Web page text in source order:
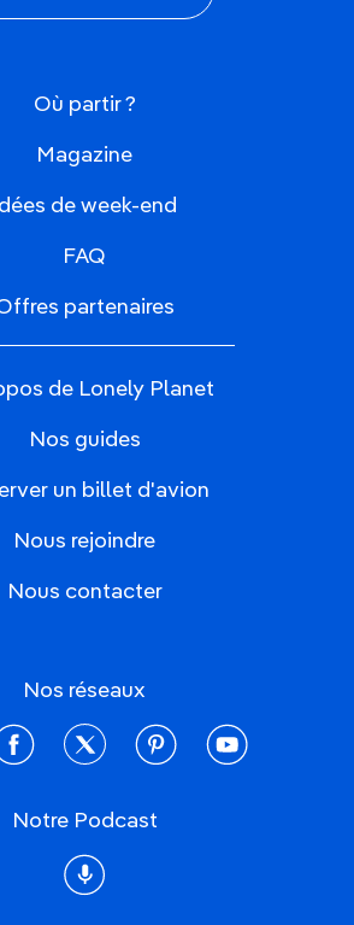
Où partir ?
Magazine
Idées de week-end
FAQ
partenaires
de Lonely Planet
Nos guides
un billet d'avion
Nous rejoindre
Nous contacter
Nos réseaux
twitter pinterestyoutube
Notre Podcast
Podcast